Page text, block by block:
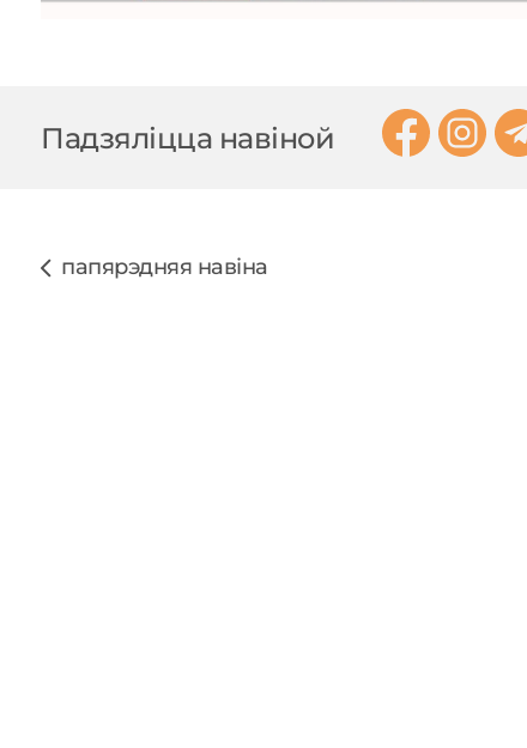
Падзяліцца навіной
папярэдняя навіна